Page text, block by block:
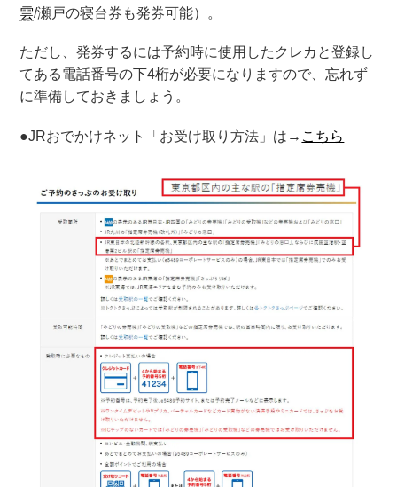
雲/瀬戸の寝台券も発券可能）。
ただし、発券するには予約時に使用したクレカと登録し
てある電話番号の下4桁が必要になりますので、忘れず
に準備しておきましょう。
●JRおでかけネット「お受け取り方法」は→ こちら